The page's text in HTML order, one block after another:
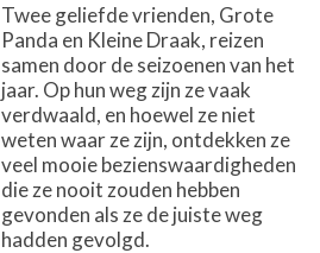
Twee geliefde vrienden, Grote
Panda en Kleine Draak, reizen
samen door de seizoenen van het
jaar. Op hun weg zijn ze vaak
verdwaald, en hoewel ze niet
weten waar ze zijn, ontdekken ze
veel mooie bezienswaardigheden
die ze nooit zouden hebben
gevonden als ze de juiste weg
hadden gevolgd.